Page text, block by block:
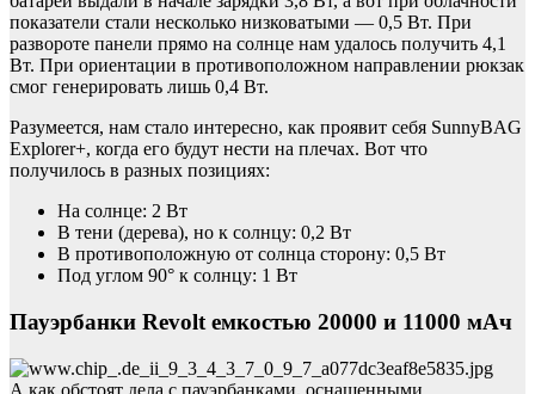
показатели стали несколько низковатыми — 0,5 Вт. При
развороте панели прямо на солнце нам удалось получить 4,1
Вт. При ориентации в противоположном направлении рюкзак
смог генерировать лишь 0,4 Вт.
Разумеется, нам стало интересно, как проявит себя SunnyBAG
Explorer+, когда его будут нести на плечах. Вот что
получилось в разных позициях:
На солнце: 2 Вт
В тени (дерева), но к солнцу: 0,2 Вт
В противоположную от солнца сторону: 0,5 Вт
Под углом 90° к солнцу: 1 Вт
Пауэрбанки Revolt емкостью 20000 и 11000 мАч
А как обстоят дела с пауэрбанками, оснащенными